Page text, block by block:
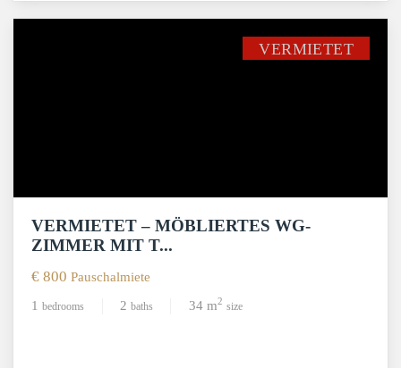
VERMIETET
VERMIETET – MÖBLIERTES WG-
ZIMMER MIT T...
€ 800 Pauschalmiete
1 bedrooms 2 baths 34 m2 size